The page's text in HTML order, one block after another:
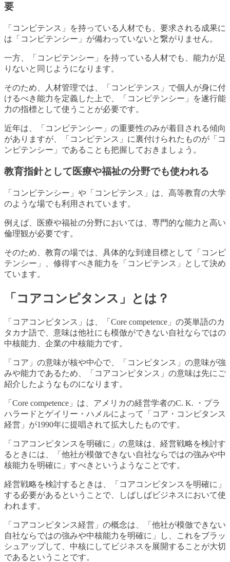
要
「コンピテンス」を持っている人材でも、要求される成果に
は「コンピテンシー」が備わっていないと繋がりません。
一方、「コンピテンシー」を持っている人材でも、能力が足
りないと同じようになります。
そのため、人材管理では、「コンピテンス」で個人が身に付
けるべき能力を定義した上で、「コンピテンシー」を遂行能
力の指標として使うことが必要です。
近年は、「コンピテンシー」の重要性のみが着目される傾向
がありますが、「コンピテンス」に裏付けられたものが「コ
ンピテンシー」であることも把握しておきましょう。
教育指針として医療や福祉の分野でも使われる
「コンピテンシー」や「コンピテンス」は、高等教育の大学
のような場でも利用されています。
例えば、医療や福祉の分野においては、専門的な能力と高い
倫理観が必要です。
そのため、教育の場では、具体的な到達目標として「コンピ
テンシー」、修得すべき能力を「コンピテンス」として決め
ています。
「コアコンピタンス」とは？
「コアコンピタンス」は、「Core competence」の英単語のカ
タカナ語で、意味は他社にも模倣ができない自社ならではの
中核能力、企業の中核能力です。
「コア」の意味が核や中心で、「コンピタンス」の意味が強
みや能力であるため、「コアコンピタンス」の意味は先にご
紹介したようなものになります。
「Core competence」は、アメリカの経営学者のC. K. ・プラ
ハラードとゲイリー・ハメルによって「コア・コンピタンス
経営」が1990年に提唱されて拡大したものです。
「コアコンピタンスを明確に」の意味は、経営戦略を検討す
るときには、「他社が模倣できない自社ならではの強みや中
核能力を明確に」すべきというようなことです。
経営戦略を検討するときは、「コアコンピタンスを明確に」
する必要があるということで、しばしばビジネスにおいて使
われます。
「コアコンピタンス経営」の概念は、「他社が模倣できない
自社ならではの強みや中核能力を明確に」し、これをブラッ
シュアップして、中核にしてビジネスを展開することが大切
であるということです。